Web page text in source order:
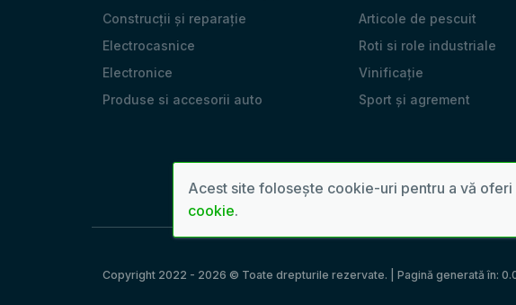
Construcții și reparație
Electrocasnice
Electronice
Produse si accesorii auto
Articole de pescuit
Roti si role industriale
Vinificație
Sport și agrement
Copyright 2022 - 2026 © Toate drepturile rezervate. | Pagină generată în:
Acest site folosește cookie-uri pentru a vă
cookie.